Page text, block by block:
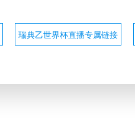
瑞典乙世界杯直播专属链接